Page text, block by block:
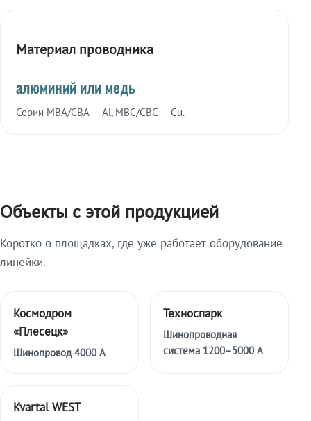
Материал проводника
алюминий или медь
Серии МВА/СВА — Al, МВС/СВС — Cu.
Объекты с этой продукцией
Коротко о площадках, где уже работает оборудование
линейки.
Космодром
«Плесецк»
Шинопровод 4000 А
Техноспарк
Шинопроводная
система 1200–5000 А
Kvartal WEST